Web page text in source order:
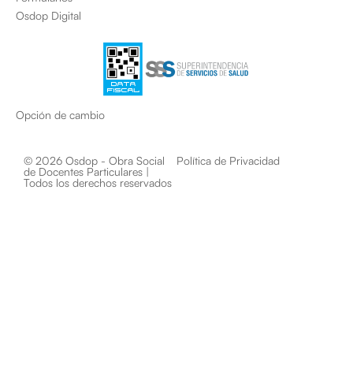
Osdop Digital
Opción de cambio
© 2026 Osdop - Obra Social
de Docentes Particulares |
Todos los derechos reservados​
Política de Privacidad